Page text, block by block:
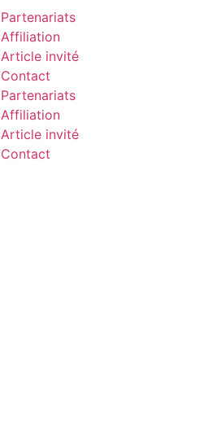
Partenariats
Affiliation
Article invité
Contact
Partenariats
Affiliation
Article invité
Contact